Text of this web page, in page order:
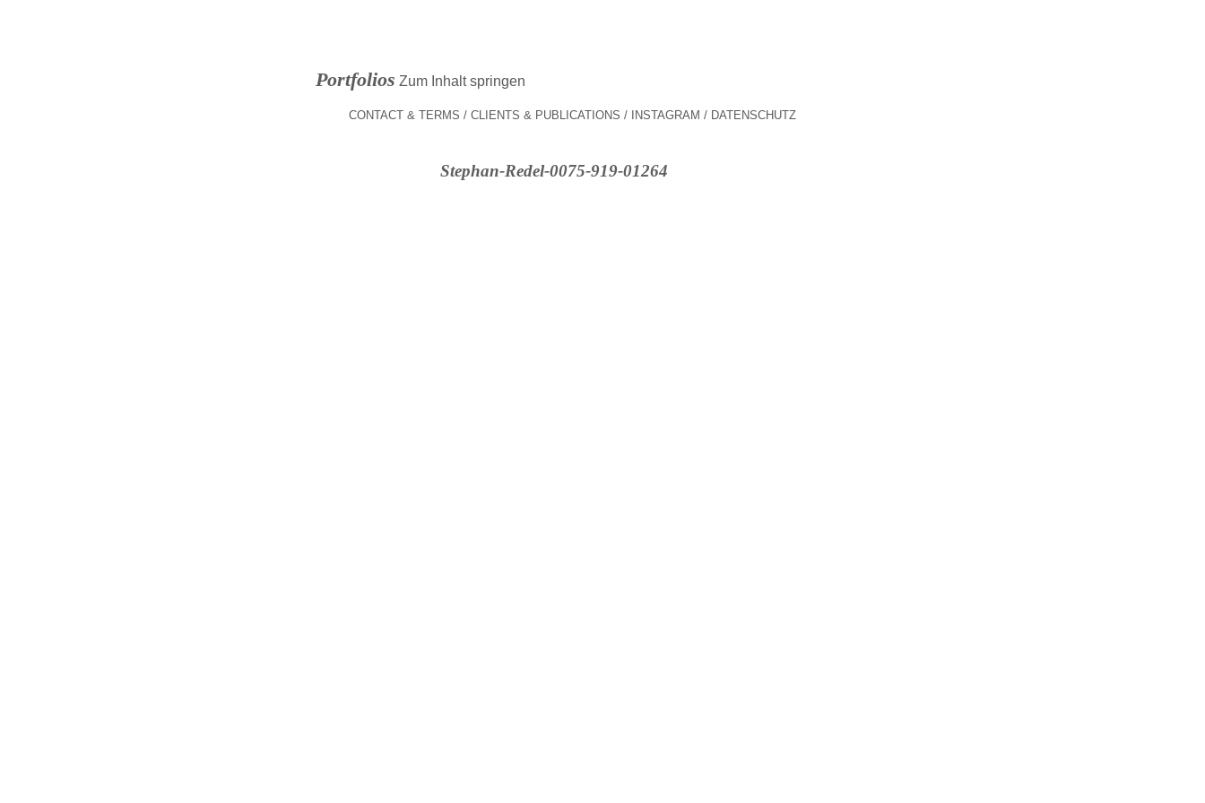
Portfolios Zum Inhalt springen
CONTACT & TERMS CLIENTS & PUBLICATIONS INSTAGRAM DATENSCHUTZ
Stephan-Redel-0075-919-01264